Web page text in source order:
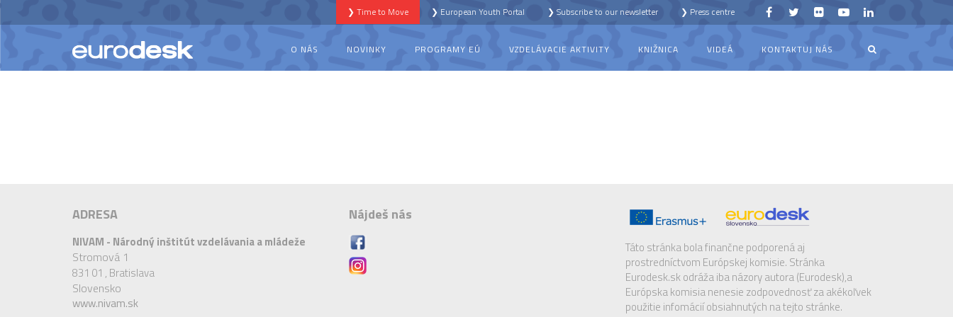
❯ Time to Move ❯ European Youth Portal ❯ Subscribe to our newsletter ❯ Press centre
O NÁS NOVINKY PROGRAMY EÚ VZDELÁVACIE AKTIVITY KNIŽNICA VIDEÁ KONTAKTUJ NÁS
ADRESA
NIVAM - Národný inštitút vzdelávania a mládeže
Stromová 1
831 01 , Bratislava
Slovensko
www.nivam.sk
Nájdeš nás
Táto stránka bola finančne podporená aj
prostredníctvom Európskej komisie. Stránka
Eurodesk.sk odráža iba názory autora (Eurodesk),a
Európska komisia nenesie zodpovednosť za akékoľvek
použitie infomácií obsiahnutých na tejto stránke.